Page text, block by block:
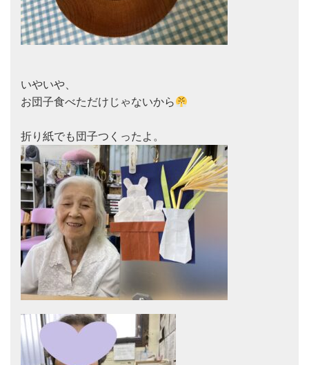
いやいや、
お団子食べただけじゃないから